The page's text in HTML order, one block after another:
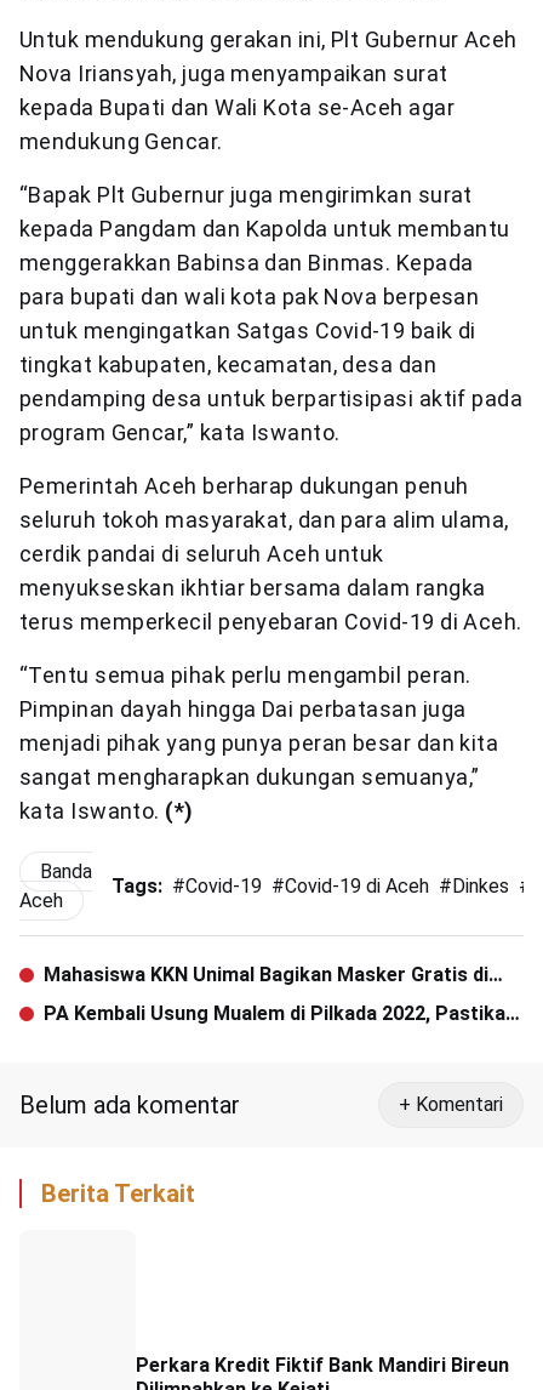
Untuk mendukung gerakan ini, Plt Gubernur Aceh
Nova Iriansyah, juga menyampaikan surat
kepada Bupati dan Wali Kota se-Aceh agar
mendukung Gencar.
“Bapak Plt Gubernur juga mengirimkan surat
kepada Pangdam dan Kapolda untuk membantu
menggerakkan Babinsa dan Binmas. Kepada
para bupati dan wali kota pak Nova berpesan
untuk mengingatkan Satgas Covid-19 baik di
tingkat kabupaten, kecamatan, desa dan
pendamping desa untuk berpartisipasi aktif pada
program Gencar,” kata Iswanto.
Pemerintah Aceh berharap dukungan penuh
seluruh tokoh masyarakat, dan para alim ulama,
cerdik pandai di seluruh Aceh untuk
menyukseskan ikhtiar bersama dalam rangka
terus memperkecil penyebaran Covid-19 di Aceh.
“Tentu semua pihak perlu mengambil peran.
Pimpinan dayah hingga Dai perbatasan juga
menjadi pihak yang punya peran besar dan kita
sangat mengharapkan dukungan semuanya,”
kata Iswanto. (*)
Banda
Aceh
Tags: #Covid-19 #Covid-19 di Aceh #Dinkes #
Mahasiswa KKN Unimal Bagikan Masker Gratis di
Pasar Batuphat
PA Kembali Usung Mualem di Pilkada 2022, Pastikan
Belum ada komentar + Komentari
Berita Terkait
Perkara Kredit Fiktif Bank Mandiri Bireun